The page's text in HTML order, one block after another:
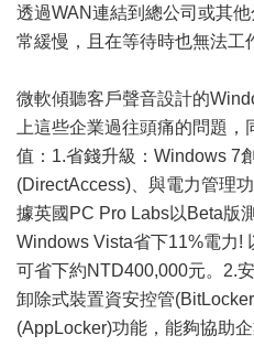
透過WAN連結到總公司或其
常緩慢，且在等待時也無法工
微軟傾聽客戶聲音設計的
上這些企業過往頭痛的問題
值：1.省錢升級：Windows 7
(DirectAccess)、與電力管理
據英國PC Pro Labs以Beta版
Windows Vista省下11%電力!
可省下約NTD400,000元。2.
卸除式裝置資安控管
(AppLocker)功能，能夠協助